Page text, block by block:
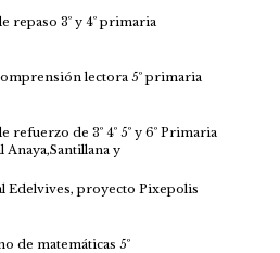
repaso 3º y 4º primaria
lectora 5º primaria
refuerzo de 3º 4º 5º y 6º Primaria
Anaya,Santillana y
Edelvives, proyecto Pixepolis
de matemáticas 5º